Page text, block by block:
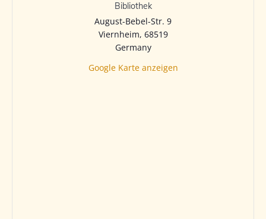
Bibliothek
August-Bebel-Str. 9
Viernheim, 68519
Germany
Google Karte anzeigen